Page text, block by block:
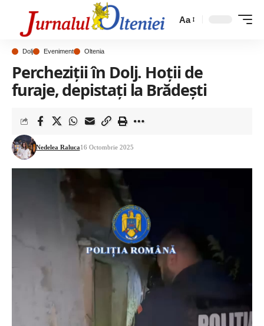
Aa
Dolj Eveniment Oltenia
Percheziții în Dolj. Hoții de
furaje, depistați la Brădești
Nedelea Raluca16 Octombrie 2025